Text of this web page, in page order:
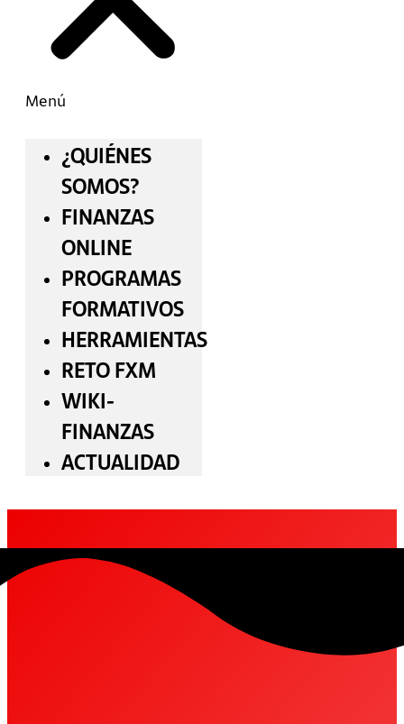
Menú
¿QUIÉNES
SOMOS?
FINANZAS
ONLINE
PROGRAMAS
FORMATIVOS
HERRAMIENTAS
RETO FXM
WIKI-
FINANZAS
ACTUALIDAD